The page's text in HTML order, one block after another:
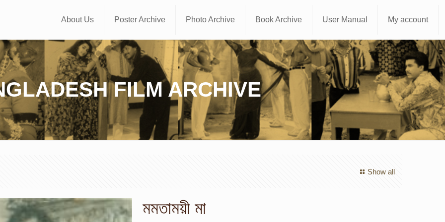
About Us Poster Archive Photo Archive Book Archive User Manual My account
FILM ARCHIVE
Show all
মমতাময়ী মা